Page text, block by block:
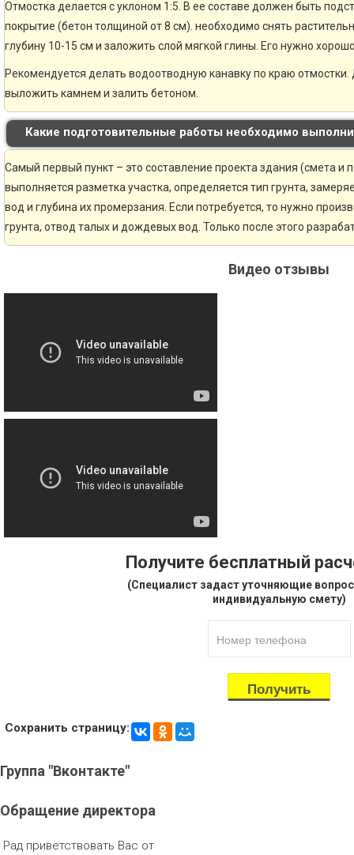
Отмостка делается с уклоном 1:5. В ее составе должен быть
покрытие (бетон толщиной от 8 см). необходимо снять
глубину 10-15 см и заложить слой мягкой глины. Его нужно
Рекомендуется делать водоотводную канавку по краю
выложить камнем и залить бетоном.
Какие подготовительные работы необходимо
Самый первый пункт – это составление проекта здания (смета и
выполняется разметка участка, определяется тип грунта,
вод и глубина их промерзания. Если потребуется, то нужно
грунта, отвод талых и дождевых вод. Только после этого
Видео отзывы
Получите бесплатный
(Специалист задаст уточняющие
индивидуальную смету)
Сохранить страницу:
Группа "Вконтакте"
Обращение директора
Рад приветствовать Вас от